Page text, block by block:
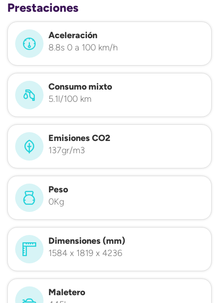
Prestaciones
Aceleración
8.8s 0 a 100 km/h
Consumo mixto
5.1l/100 km
Emisiones CO2
137gr/m3
Peso
0Kg
Dimensiones (mm)
1584 x 1819 x 4236
Maletero